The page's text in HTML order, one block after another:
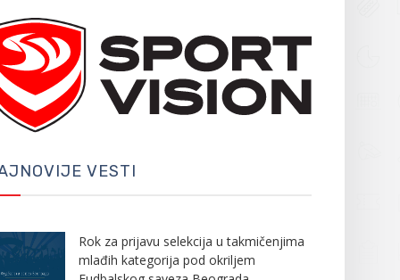
VESTI
Rok za prijavu selekcija u takmičenjima
mlađih kategorija pod okriljem